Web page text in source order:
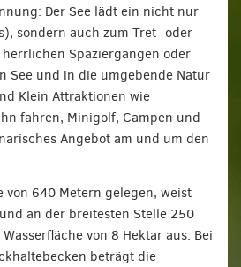
Der See lädt ein nicht nur
sondern auch zum Tret- oder
Spaziergängen oder
See und in die umgebende Natur
Klein Attraktionen wie
fahren, Minigolf, Campen und
Angebot am und um den
von 640 Metern gelegen, weist
an der breitesten Stelle 250
von 8 Hektar aus. Bei
beträgt die